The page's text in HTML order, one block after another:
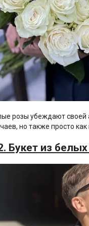
розы убеждают своей
но также просто
Букет из